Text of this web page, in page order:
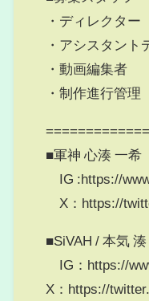
・ディレクター
・アシスタント
・動画編集者
・制作進行管理
■軍神 心湊 一希
IG :https://
X：https://
■SiVAH / 本気 湊
IG：https://
X：https://